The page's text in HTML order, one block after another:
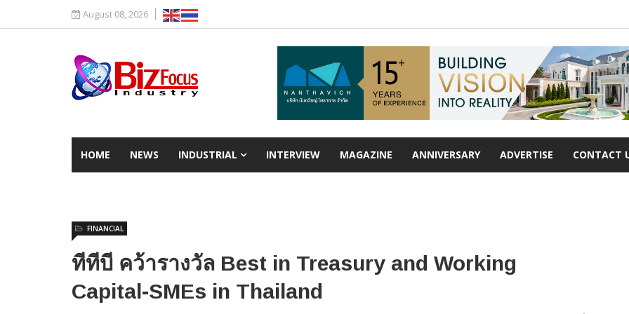
August 08, 2026
HOME NEWS INDUSTRIAL INTERVIEW MAGAZINE ANNIVERSARY ADVERTISE CONTACT
ทีทีบี คว้ารางวัล Best in Treasury and Working
Capital-SMEs in Thailand
FINANCIAL